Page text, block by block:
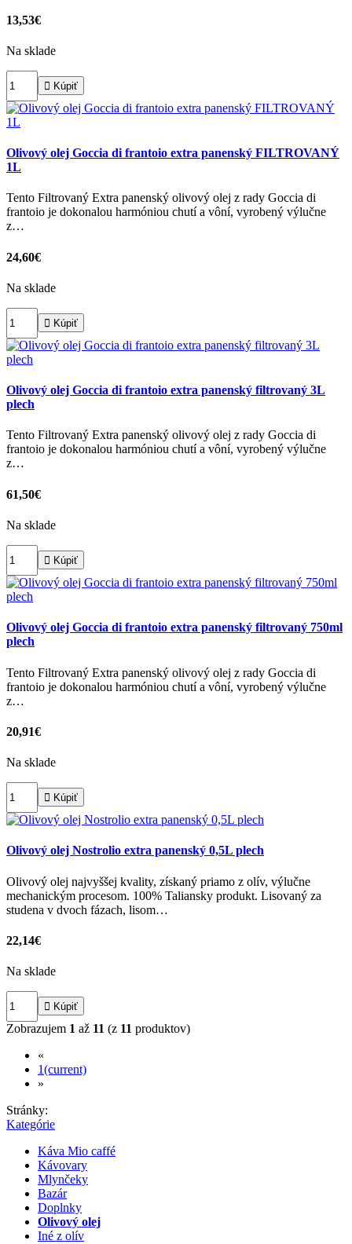
13,53€
Na sklade
 Kúpiť
Olivový olej Goccia di frantoio extra panenský FILTROVANÝ
1L
Tento Filtrovaný Extra panenský olivový olej z rady Goccia di
frantoio je dokonalou harmóniou chutí a vôní, vyrobený výlučne
z…
24,60€
Na sklade
 Kúpiť
Olivový olej Goccia di frantoio extra panenský filtrovaný 3L
plech
Tento Filtrovaný Extra panenský olivový olej z rady Goccia di
frantoio je dokonalou harmóniou chutí a vôní, vyrobený výlučne
z…
61,50€
Na sklade
 Kúpiť
Olivový olej Goccia di frantoio extra panenský filtrovaný 750ml
plech
Tento Filtrovaný Extra panenský olivový olej z rady Goccia di
frantoio je dokonalou harmóniou chutí a vôní, vyrobený výlučne
z…
20,91€
Na sklade
 Kúpiť
Olivový olej Nostrolio extra panenský 0,5L plech
Olivový olej najvyššej kvality, získaný priamo z olív, výlučne
mechanickým procesom. 100% Taliansky produkt. Lisovaný za
studena v dvoch fázach, lisom…
22,14€
Na sklade
 Kúpiť
Zobrazujem 1 až 11 (z 11 produktov)
«
1(current)
»
Stránky:
Kategórie
Káva Mio caffé
Kávovary
Mlynčeky
Bazár
Doplnky
Olivový olej
Iné z olív